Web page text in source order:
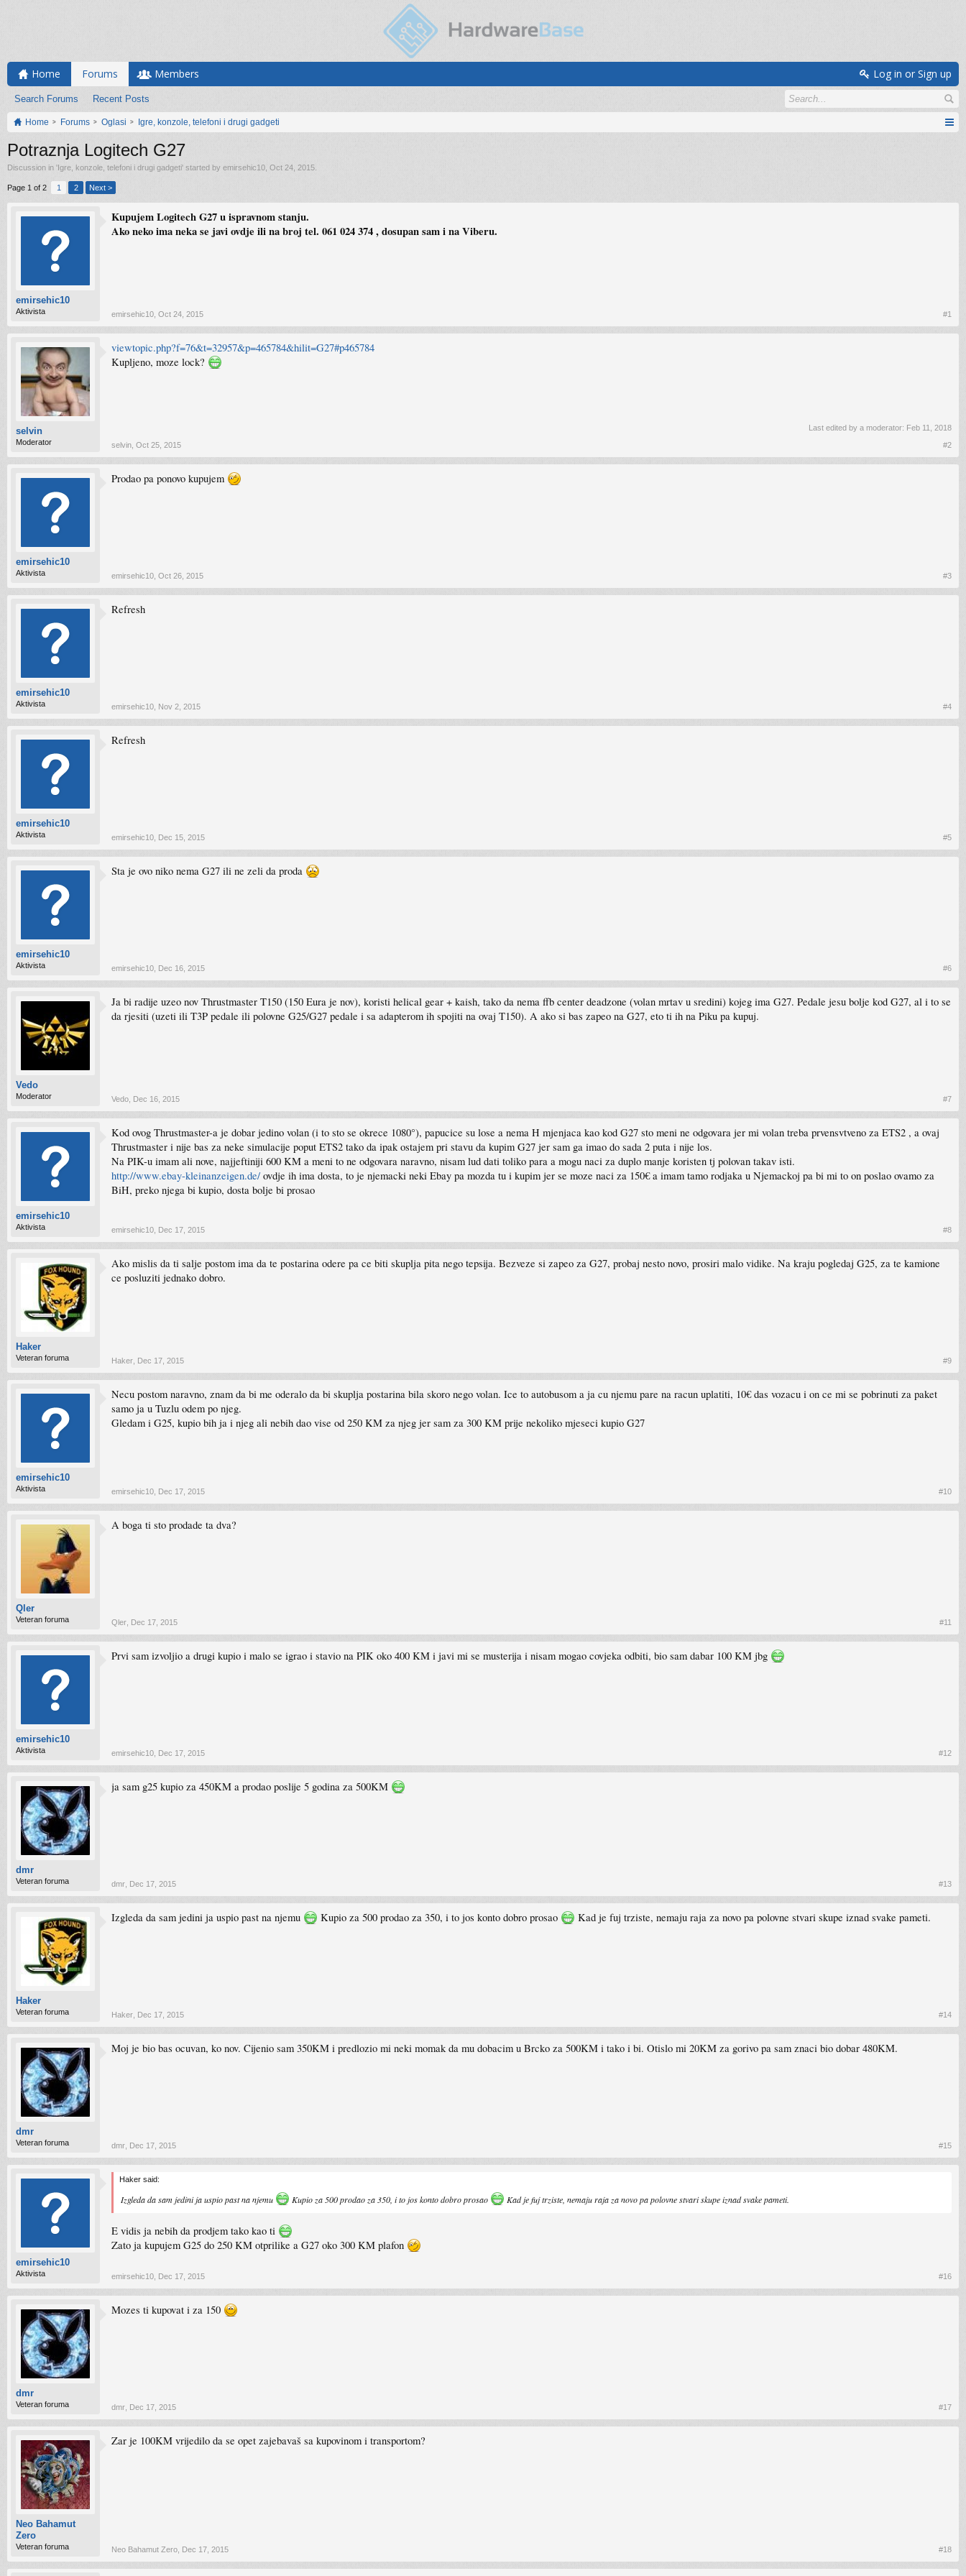
Home Forums
Search Forums Recent Posts
Members Log in or Sign up
Home Forums Oglasi Igre, konzole, telefoni i drugi gadgeti
Potraznja Logitech G27
Discussion in 'Igre, konzole, telefoni i drugi gadgeti' started by emirsehic10 Oct 24, 2015
Page 1 of 2 1 2 Next >
emirsehic10
Aktivista
Kupujem Logitech G27 u ispravnom stanju.
Ako neko ima neka se javi ovdje ili na broj tel. 061 024 374 , dosupan sam i na Viberu.
emirsehic10 Oct 24, 2015 #1
selvin
Moderator
viewtopic.php?f=76&t=32957&p=465784&hilit=G27#p465784
Kupljeno, moze lock?
Last edited by a moderator: Feb 11, 2018
selvin Oct 25, 2015 #2
emirsehic10
Aktivista
Prodao pa ponovo kupujem
emirsehic10 Oct 26, 2015 #3
emirsehic10
Aktivista
Refresh
emirsehic10 Nov 2, 2015 #4
emirsehic10
Aktivista
Refresh
emirsehic10 Dec 15, 2015 #5
emirsehic10
Aktivista
Sta je ovo niko nema G27 ili ne zeli da proda
emirsehic10 Dec 16, 2015 #6
Vedo
Moderator
Ja bi radije uzeo nov Thrustmaster T150 (150 Eura je nov), koristi helical gear + kaish, tako da nema ffb center deadzone (volan mrtav u sredini) kojeg ima G27. Pedale jesu bolje kod G27, al i to se
da rjesiti (uzeti ili T3P pedale ili polovne G25/G27 pedale i sa adapterom ih spojiti na ovaj T150). A ako si bas zapeo na G27, eto ti ih na Piku pa kupuj.
Vedo Dec 16, 2015 #7
emirsehic10
Aktivista
Kod ovog Thrustmaster-a je dobar jedino volan (i to sto se okrece 1080°), papucice su lose a nema H mjenjaca kao kod G27 sto meni ne odgovara jer mi volan treba prvensvtveno za ETS2 , a ovaj
Thrustmaster i nije bas za neke simulacije poput ETS2 tako da ipak ostajem pri stavu da kupim G27 jer sam ga imao do sada 2 puta i nije los.
Na PIK-u imam ali nove, najjeftiniji 600 KM a meni to ne odgovara naravno, nisam lud dati toliko para a mogu naci za duplo manje koristen tj polovan takav isti.
http://www.ebay-kleinanzeigen.de/ ovdje ih ima dosta, to je njemacki neki Ebay pa mozda tu i kupim jer se moze naci za 150€ a imam tamo rodjaka u Njemackoj pa bi mi to on poslao ovamo za
BiH, preko njega bi kupio, dosta bolje bi prosao
emirsehic10 Dec 17, 2015 #8
Haker
Veteran foruma
Ako mislis da ti salje postom ima da te postarina odere pa ce biti skuplja pita nego tepsija. Bezveze si zapeo za G27, probaj nesto novo, prosiri malo vidike. Na kraju pogledaj G25, za te kamione
ce posluziti jednako dobro.
Haker Dec 17, 2015 #9
emirsehic10
Aktivista
Necu postom naravno, znam da bi me oderalo da bi skuplja postarina bila skoro nego volan. Ice to autobusom a ja cu njemu pare na racun uplatiti, 10€ das vozacu i on ce mi se pobrinuti za paket
samo ja u Tuzlu odem po njeg.
Gledam i G25, kupio bih ja i njeg ali nebih dao vise od 250 KM za njeg jer sam za 300 KM prije nekoliko mjeseci kupio G27
emirsehic10 Dec 17, 2015 #10
Qler
Veteran foruma
A boga ti sto prodade ta dva?
Qler Dec 17, 2015 #11
emirsehic10
Aktivista
Prvi sam izvoljio a drugi kupio i malo se igrao i stavio na PIK oko 400 KM i javi mi se musterija i nisam mogao covjeka odbiti, bio sam dabar 100 KM jbg
emirsehic10 Dec 17, 2015 #12
dmr
Veteran foruma
ja sam g25 kupio za 450KM a prodao poslije 5 godina za 500KM
dmr Dec 17, 2015 #13
Haker
Veteran foruma
Izgleda da sam jedini ja uspio past na njemu Kupio za 500 prodao za 350, i to jos konto dobro prosao Kad je fuj trziste, nemaju raja za novo pa polovne stvari skupe iznad svake pameti.
Haker Dec 17, 2015 #14
dmr
Veteran foruma
Moj je bio bas ocuvan, ko nov. Cijenio sam 350KM i predlozio mi neki momak da mu dobacim u Brcko za 500KM i tako i bi. Otislo mi 20KM za gorivo pa sam znaci bio dobar 480KM.
dmr Dec 17, 2015 #15
emirsehic10
Aktivista
Haker said:
Izgleda da sam jedini ja uspio past na njemu Kupio za 500 prodao za 350, i to jos konto dobro prosao Kad je fuj trziste, nemaju raja za novo pa polovne stvari skupe iznad svake pameti.
E vidis ja nebih da prodjem tako kao ti
Zato ja kupujem G25 do 250 KM otprilike a G27 oko 300 KM plafon
emirsehic10 Dec 17, 2015 #16
dmr
Veteran foruma
Mozes ti kupovat i za 150
dmr Dec 17, 2015 #17
Neo Bahamut
Zero
Veteran foruma
Zar je 100KM vrijedilo da se opet zajebavaš sa kupovinom i transportom?
Neo Bahamut Zero Dec 17, 2015 #18